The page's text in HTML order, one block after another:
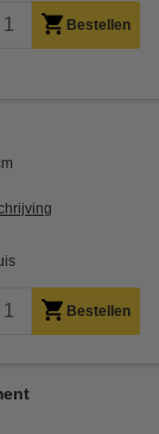
Bestellen
Bestellen